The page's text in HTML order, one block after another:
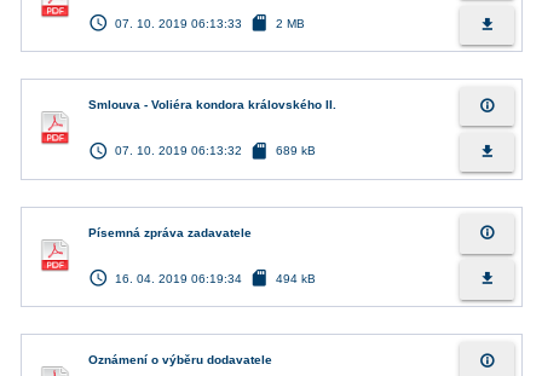
access_time 07. 10. 2019 06:13:33 sd_card 2 MB file_download
Smlouva - Voliéra kondora královského II.
access_time 07. 10. 2019 06:13:32 sd_card 689 kB
info_outline
file_download
Písemná zpráva zadavatele
access_time 16. 04. 2019 06:19:34 sd_card 494 kB
info_outline
file_download
Oznámení o výběru dodavatele info_outline